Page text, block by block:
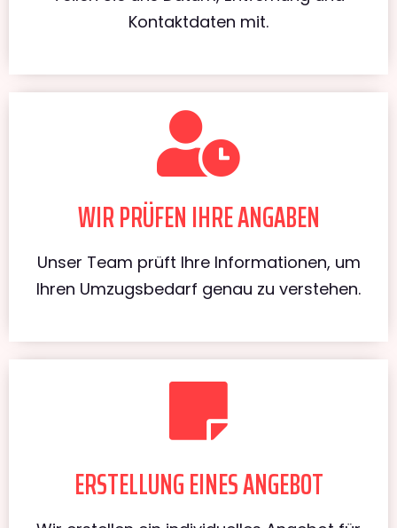
Kontaktdaten mit.
WIR PRÜFEN IHRE ANGABEN
Unser Team prüft Ihre Informationen, um
Ihren Umzugsbedarf genau zu verstehen.
ERSTELLUNG EINES ANGEBOT